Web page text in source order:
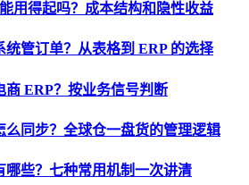
用得起吗？成本结构和隐性收益
统管订单？从表格到 ERP 的选择
商 ERP？按业务信号判断
么同步？全球仓一盘货的管理逻辑
哪些？七种常用机制一次讲清